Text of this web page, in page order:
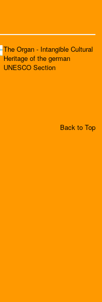
The Organ - Intangible Cultural
Heritage of the german
UNESCO Section
Back to Top